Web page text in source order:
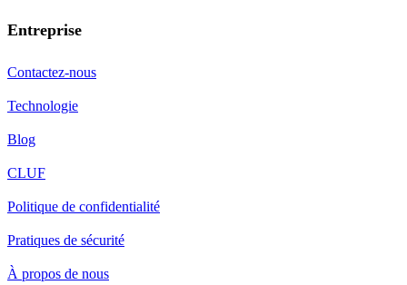
Entreprise
Contactez-nous
Technologie
Blog
CLUF
Politique de confidentialité
Pratiques de sécurité
À propos de nous